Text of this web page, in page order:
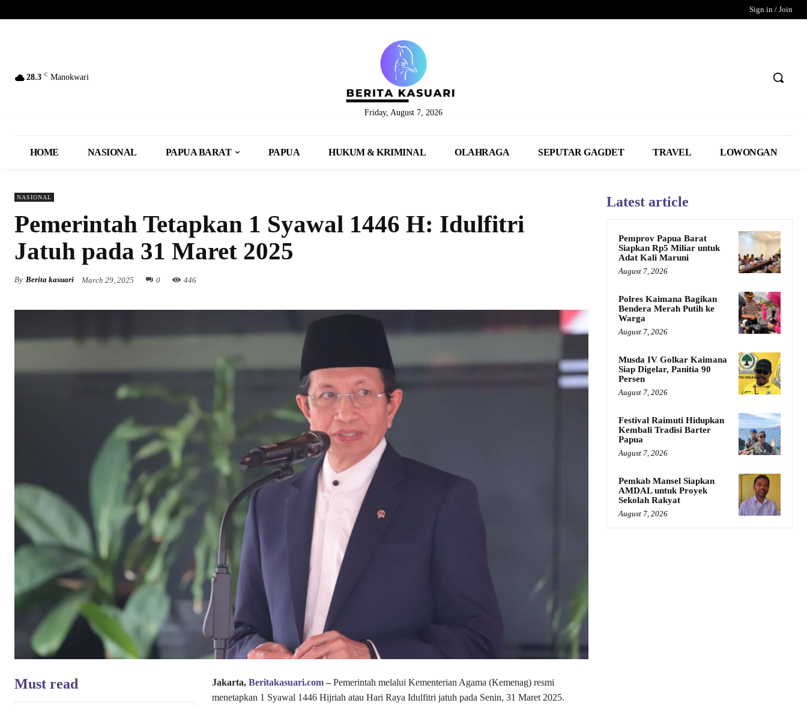
Sign in / Join
28.3 C Manokwari
Friday, August 7, 2026
HOME NASIONAL PAPUA BARAT PAPUA HUKUM & KRIMINAL OLAHRAGA SEPUTAR GAGDET TRAVEL LOWONGAN
NASIONAL
Pemerintah Tetapkan 1 Syawal 1446 H: Idulfitri
Jatuh pada 31 Maret 2025
By Berita kasuari March 29, 2025 0 446
Must read Jakarta, Beritakasuari.com–Pemerintah melalui Kementerian Agama (Kemenag) resmi
menetapkan 1 Syawal 1446 Hijriah atau Hari Raya Idulfitri jatuh pada Senin, 31 Maret 2025.
Latest article
Pemprov Papua Barat
Siapkan Rp5 Miliar untuk
Adat Kali Maruni
August 7, 2026
Polres Kaimana Bagikan
Bendera Merah Putih ke
Warga
August 7, 2026
Musda IV Golkar Kaimana
Siap Digelar, Panitia 90
Persen
August 7, 2026
Festival Raimuti Hidupkan
Kembali Tradisi Barter
Papua
August 7, 2026
Pemkab Mansel Siapkan
AMDAL untuk Proyek
Sekolah Rakyat
August 7, 2026